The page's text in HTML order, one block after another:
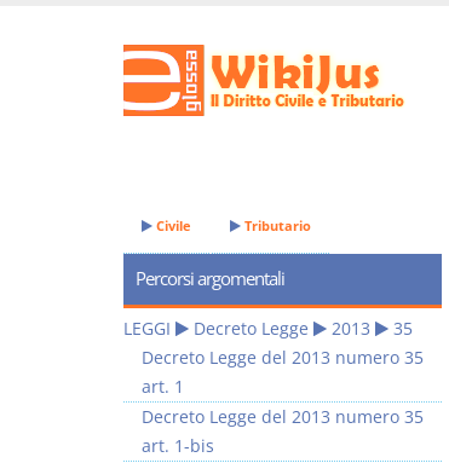
Civile Tributario
Percorsi argomentali
LEGGI Decreto Legge 2013
35
Decreto Legge del 2013 numero 35
art. 1
Decreto Legge del 2013 numero 35
art. 1-bis